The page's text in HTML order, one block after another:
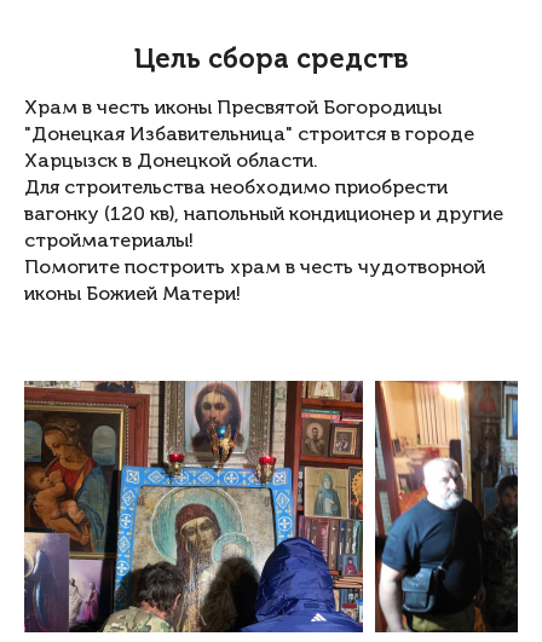
Цель сбора средств
Храм в честь иконы Пресвятой Богородицы
"Донецкая Избавительница" строится в городе
Харцызск в Донецкой области.
Для строительства необходимо приобрести
вагонку (120 кв), напольный кондиционер и другие
стройматериалы!
Помогите построить храм в честь чудотворной
иконы Божией Матери!